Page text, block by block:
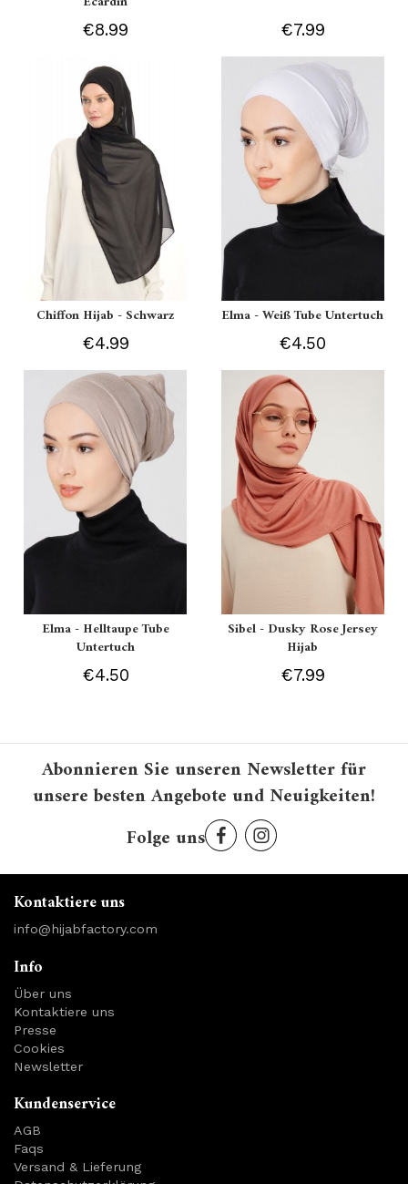
€8.99 €7.99
Chiffon Hijab - Schwarz
€4.99
Elma - Weiß Tube Untertuch
€4.50
Elma - Helltaupe Tube
Untertuch
€4.50
Sibel - Dusky Rose Jersey
Hijab
€7.99
Abonnieren Sie unseren Newsletter für
unsere besten Angebote und Neuigkeiten!
Folge uns
Kontaktiere uns
info@hijabfactory.com
Info
Über uns
Kontaktiere uns
Presse
Cookies
Newsletter
Kundenservice
AGB
Faqs
Versand & Lieferung